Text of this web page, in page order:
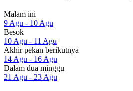
Malam ini
9 Agu - 10 Agu
Besok
10 Agu - 11 Agu
Akhir pekan berikutnya
14 Agu - 16 Agu
Dalam dua minggu
21 Agu - 23 Agu